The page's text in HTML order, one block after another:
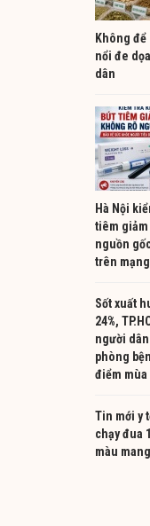
Không
nổi đe
dân
Hà Nội
tiêm
nguồn
trên mạng
Sốt xuất
24%,
người
phòng
điểm mùa
Tin mới y
chạy đua
màu